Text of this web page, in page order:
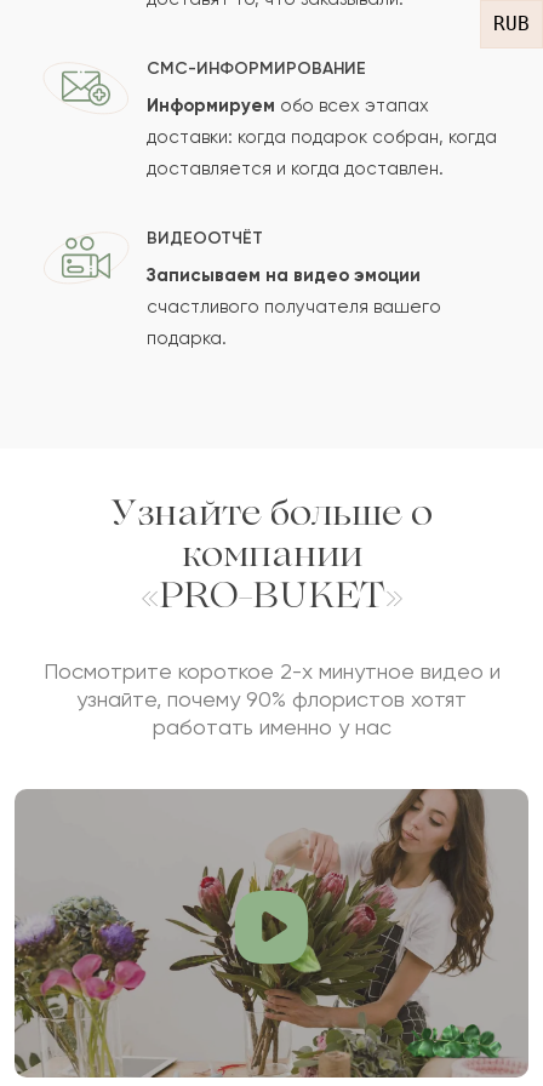
RUB
Сколько будет
Отзыв будет опубликован после проверки.
Проверяем на спам.
СМС-ИНФОРМИРОВАНИЕ
Информируем обо всех этапах
доставки: когда подарок собран, когда
доставляется и когда доставлен.
ВИДЕООТЧЁТ
Записываем на видео эмоции
счастливого получателя вашего
подарка.
Узнайте больше о
компании
«PRO-BUKET»
Посмотрите короткое 2-х минутное видео и
узнайте, почему 90% флористов хотят
работать именно у нас